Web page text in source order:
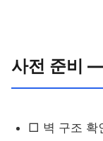
사전 준비
□ 벽 구조 확